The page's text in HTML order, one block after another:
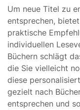
Um neue Titel zu
entsprechen,
praktische
individuellen
Büchern schlägt
die Sie vielleicht
diese
gezielt nach
entsprechen und